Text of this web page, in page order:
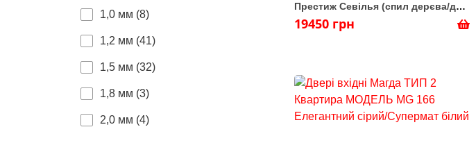
1,0 мм (8)
1,2 мм (41)
1,5 мм (32)
1,8 мм (3)
2,0 мм (4)
Престиж Севілья (спил дерєва/дуб
коньячний)
19450 грн